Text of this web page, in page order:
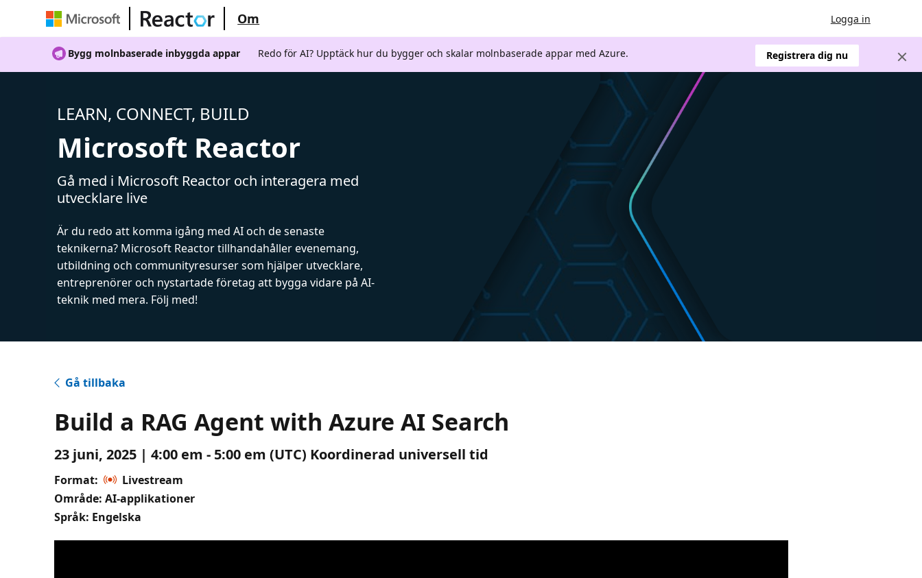
Om Logga in
Bygg molnbaserade inbyggda appar Redo för AI? Upptäck hur du bygger och skalar molnbaserade appar med Azure. Registrera dig nu
LEARN, CONNECT, BUILD
Microsoft Reactor
Gå med i Microsoft Reactor och interagera med
utvecklare live
Är du redo att komma igång med AI och de senaste
teknikerna? Microsoft Reactor tillhandahåller evenemang,
utbildning och communityresurser som hjälper utvecklare,
entreprenörer och nystartade företag att bygga vidare på AI-
teknik med mera. Följ med!
Gå tillbaka
Build a RAG Agent with Azure AI Search
23 juni, 2025 | 4:00 em - 5:00 em (UTC) Koordinerad universell tid
Format:
Livestream
Område: AI-applikationer
Språk: Engelska